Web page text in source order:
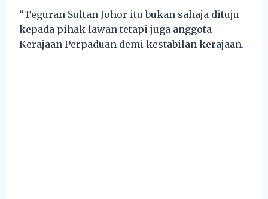
“Teguran Sultan Johor itu bukan sahaja dituju
kepada pihak lawan tetapi juga anggota
Kerajaan Perpaduan demi kestabilan kerajaan.